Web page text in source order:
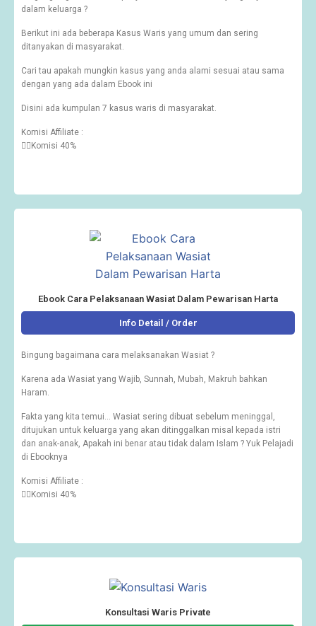
dalam keluarga ?
Berikut ini ada beberapa Kasus Waris yang umum dan sering
ditanyakan di masyarakat.
Cari tau apakah mungkin kasus yang anda alami sesuai atau sama
dengan yang ada dalam Ebook ini
Disini ada kumpulan 7 kasus waris di masyarakat.
Komisi Affiliate :
👉🏽Komisi 40%
Ebook Cara Pelaksanaan Wasiat Dalam Pewarisan Harta
Info Detail / Order
Bingung bagaimana cara melaksanakan Wasiat ?
Karena ada Wasiat yang Wajib, Sunnah, Mubah, Makruh bahkan
Haram.
Fakta yang kita temui… Wasiat sering dibuat sebelum meninggal,
ditujukan untuk keluarga yang akan ditinggalkan misal kepada istri
dan anak-anak, Apakah ini benar atau tidak dalam Islam ? Yuk Pelajadi
di Ebooknya
Komisi Affiliate :
👉🏽Komisi 40%
Konsultasi Waris Private